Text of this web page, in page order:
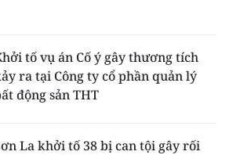
THÁNG
tố vụ án Cố ý gây thương tích
ra tại Công ty cổ phần quản lý
động sản THT
La khởi tố 38 bị can tội gây rối